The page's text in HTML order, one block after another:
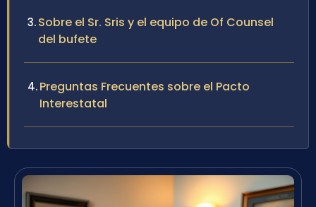
Sobre el Sr. Sris y el equipo de Of Counsel
del bufete
Preguntas Frecuentes sobre el Pacto
Interestatal